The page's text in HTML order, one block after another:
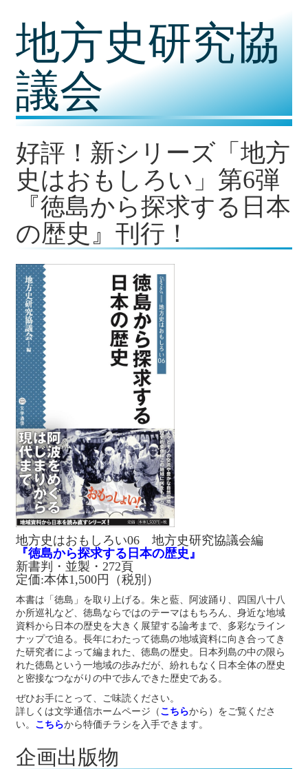
地方史研究協
議会
好評！新シリーズ「地方
史はおもしろい」第6弾
『徳島から探求する日本
の歴史』刊行！
地方史はおもしろい06 地方史研究協議会編
『徳島から探求する日本の歴史』
新書判・並製・272頁
定価:本体1,500円（税別）
本書は「徳島」を取り上げる。朱と藍、阿波踊り、四国八十八
か所巡礼など、徳島ならではのテーマはもちろん、身近な地域
資料から日本の歴史を大きく展望する論考まで、多彩なライン
ナップで迫る。長年にわたって徳島の地域資料に向き合ってき
た研究者によって編まれた、徳島の歴史。日本列島の中の限ら
れた徳島という一地域の歩みだが、紛れもなく日本全体の歴史
と密接なつながりの中で歩んできた歴史である。
ぜひお手にとって、ご味読ください。
詳しくは文学通信ホームページ（ こちらから）をご覧くださ
い。 こちらから特価チラシを入手できます。
企画出版物